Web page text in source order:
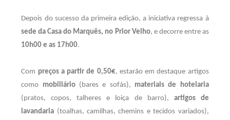
Depois do sucesso da primeira edição, a iniciativa regressa à
sede da Casa do Marquês, no Prior Velho, e decorre entre as
10h00 e as 17h00.
Com preços a partir de 0,50€, estarão em destaque artigos
como mobiliário(bares e sofás), materiais de hotelaria
(pratos, copos, talheres e loiça de barro), artigos de
lavandaria (toalhas, camilhas, chemins e tecidos variados),